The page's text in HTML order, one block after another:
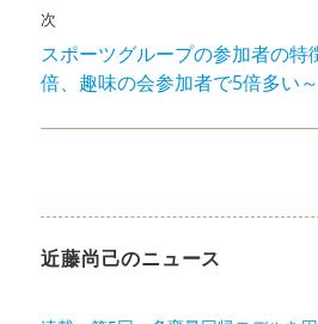
ゲ
ー
次
次
の
スポーツグループの参加者の特
倍、趣味の会参加者で5倍多い～
近藤尚己のニュース